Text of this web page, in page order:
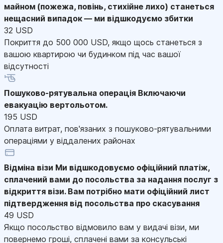
майном (пожежа, повінь, стихійне лихо) станеться
нещасний випадок — ми відшкодуємо збитки
32 USD
Покриття до 500 000 USD, якщо щось станеться з
вашою квартирою чи будинком під час вашої
відсутності
Пошуково-рятувальна операція Включаючи
евакуацію вертольотом.
195 USD
Оплата витрат, пов'язаних з пошуково-рятувальними
операціями у віддалених районах
Відміна візи Ми відшкодовуємо офіційний платіж,
сплачений вами до посольства за надання послуг з
відкриття візи. Вам потрібно мати офіційний лист
підтвердження від посольства про скасування
49 USD
Якщо посольство відмовило вам у видачі візи, ми
повернемо гроші, сплачені вами за консульські